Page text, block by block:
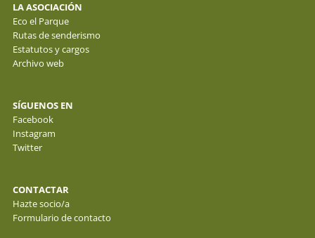
LA ASOCIACIÓN
Eco el Parque
Rutas de senderismo
Estatutos y cargos
Archivo web
SÍGUENOS EN
Facebook
Instagram
Twitter
CONTACTAR
Hazte socio/a
Formulario de contacto